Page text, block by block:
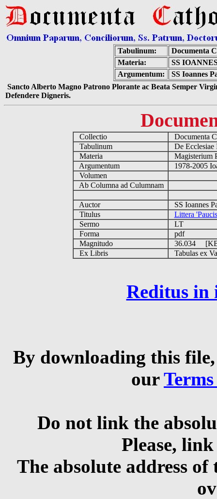
Tabulinum:
Documenta
Materia:
SS
Argumentum:
SS Ioannes
Sancto Alberto Magno Patrono Plorante ac Beata Semper
Defendere Digneris.
Collectio
Documenta
Tabulinum
De
Materia
Magisterium
Argumentum
1978-2005
Volumen
Ab Columna ad Culumnam
Auctor
SS Ioannes
Titulus
Littera
Sermo
LT
Forma
pdf
Magnitudo
36.034
Ex Libris
Tabulas ex
Reditus in
By downloading this
our
Do not link the
Please,
The absolute address